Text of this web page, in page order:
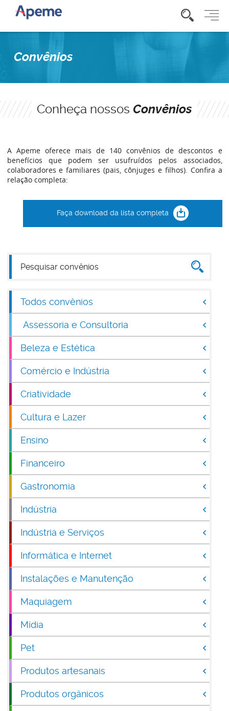
Convênios
Conheça nossos Convênios
A Apeme oferece mais de 140 convênios de descontos e
benefícios que podem ser usufruídos pelos associados,
colaboradores e familiares (pais, cônjuges e filhos). Confira a
relação completa:
Faça download da lista completa
Todos convênios
Assessoria e Consultoria
Beleza e Estética
Comércio e Indústria
Criatividade
Cultura e Lazer
Ensino
Financeiro
Gastronomia
Indústria
Indústria e Serviços
Informática e Internet
Instalações e Manutenção
Maquiagem
Mídia
Pet
Produtos artesanais
Produtos orgânicos